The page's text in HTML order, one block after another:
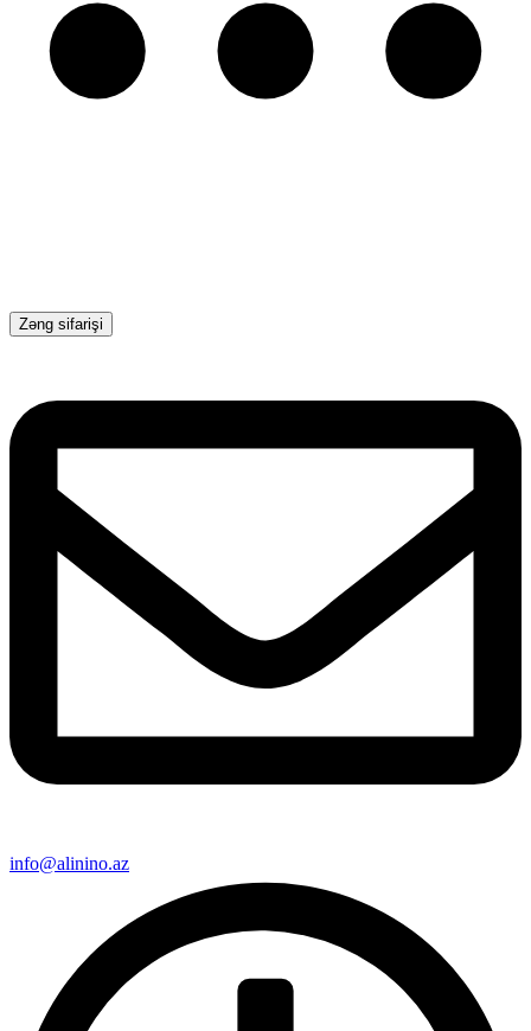
Zəng sifarişi
info@alinino.az